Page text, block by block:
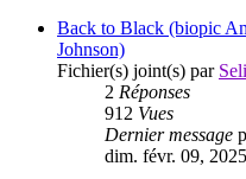
Back to Black (biopic
Johnson)
Fichier(s) joint(s) par
2 Réponses
912 Vues
Dernier message
dim. févr. 09,